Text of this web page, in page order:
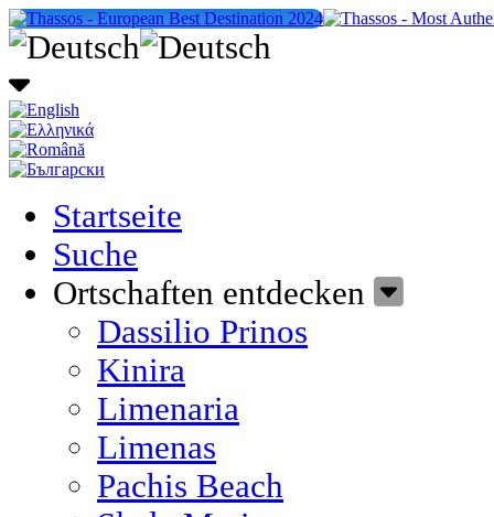
Startseite
Suche
Ortschaften entdecken
Dassilio Prinos
Kinira
Limenaria
Limenas
Pachis Beach